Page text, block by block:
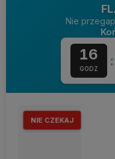
Nie
16
GODZ :
NIE CZEKAJ